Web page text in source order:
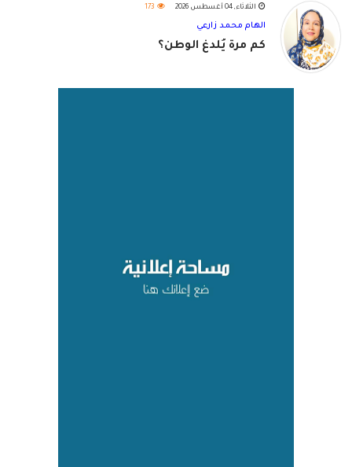
الثلاثاء, 04 أغسطس 2026 173
الهام محمد زارعي
كم مرة يُلدغ الوطن؟